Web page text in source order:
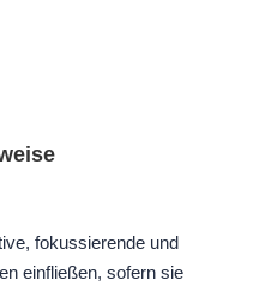
fokussierende und
einfließen, sofern sie